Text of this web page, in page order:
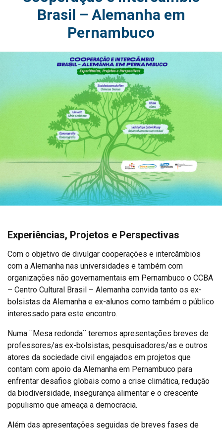
Brasil – Alemanha em
Pernambuco
Experiências, Projetos e Perspectivas
Com o objetivo de divulgar cooperações e intercâmbios
com a Alemanha nas universidades e também com
organizações não governamentais em Pernambuco o CCBA
– Centro Cultural Brasil – Alemanha convida tanto os ex-
bolsistas da Alemanha e ex-alunos como também o público
interessado para este encontro.
Numa ¨Mesa redonda¨ teremos apresentações breves de
professores/as ex-bolsistas, pesquisadores/as e outros
atores da sociedade civil engajados em projetos que
contam com apoio da Alemanha em Pernambuco para
enfrentar desafios globais como a crise climática, redução
da biodiversidade, insegurança alimentar e o crescente
populismo que ameaça a democracia.
Além das apresentações seguidas de breves fases de